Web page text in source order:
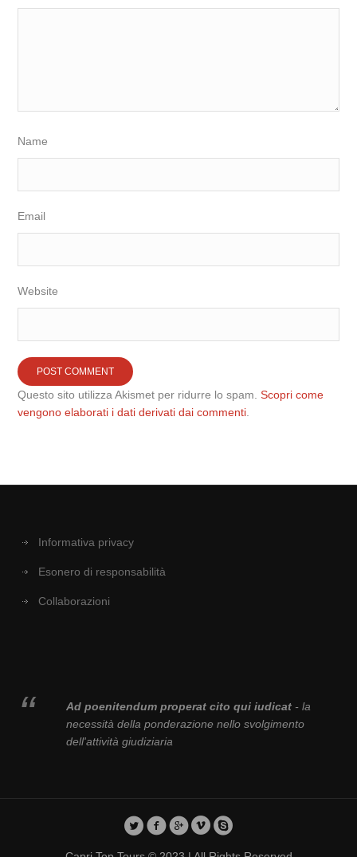
Name
Email
Website
Questo sito utilizza Akismet per ridurre lo spam.Scopri come
vengono elaborati i dati derivati dai commenti
Informativa privacy
Esonero di responsabilità
Collaborazioni
Ad poenitendum properat cito qui iudicat- la
necessità della ponderazione nello svolgimento
dell'attività giudiziaria